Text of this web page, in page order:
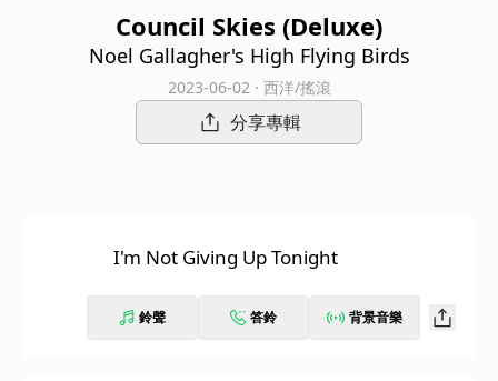
Council Skies (Deluxe)
Noel Gallagher's High Flying Birds
2023-06-02 · 西洋/搖滾
分享專輯
I'm Not Giving Up Tonight
鈴聲 答鈴 背景音樂